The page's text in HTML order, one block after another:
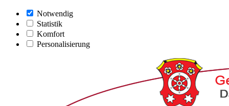
Notwendig
Statistik
Komfort
Personalisierung